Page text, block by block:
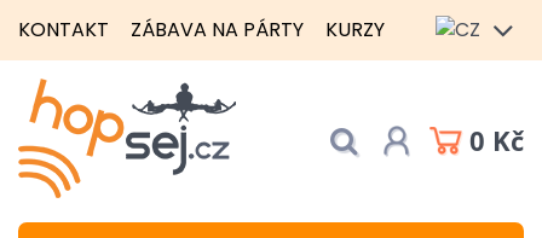
KONTAKT ZÁBAVA NA PÁRTY KURZY
0 Kč